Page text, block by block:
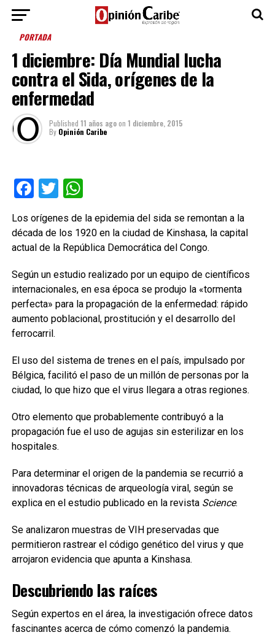
PORTADA
1 diciembre: Día Mundial lucha
contra el Sida, orígenes de la
enfermedad
Published 11 años agoon 1 diciembre, 2015
By Opinión Caribe
Facebook
TwitterWhatsApp
Los orígenes de la epidemia del sida se remontan a la
década de los 1920 en la ciudad de Kinshasa, la capital
actual de la República Democrática del Congo.
Según un estudio realizado por un equipo de científicos
internacionales, en esa época se produjo la «tormenta
perfecta» para la propagación de la enfermedad: rápido
aumento poblacional, prostitución y el desarrollo del
ferrocarril.
El uso del sistema de trenes en el país, impulsado por
Bélgica, facilitó el paso de un millón de personas por la
ciudad, lo que hizo que el virus llegara a otras regiones.
Otro elemento que probablemente contribuyó a la
propagación fue el uso de agujas sin esterilizar en los
hospitales.
Para determinar el origen de la pandemia se recurrió a
innovadoras técnicas de arqueología viral, según se
explica en el estudio publicado en la revista Science.
Se analizaron muestras de VIH preservadas que
permitieron rastrear el código genético del virus y que
arrojaron evidencia que apunta a Kinshasa.
Descubriendo las raíces
Según expertos en el área, la investigación ofrece datos
fascinantes acerca de cómo comenzó la pandemia.